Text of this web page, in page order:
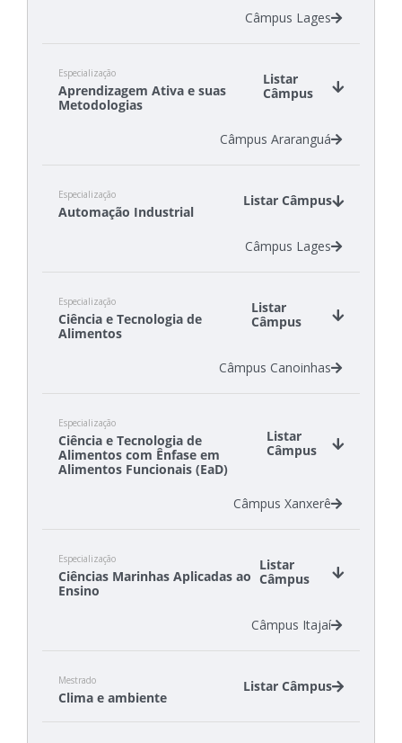
Câmpus Lages
Especialização
Aprendizagem Ativa e suas
Metodologias
Listar
Câmpus
Câmpus Araranguá
Especialização
Automação Industrial
Listar Câmpus
Câmpus Lages
Especialização
Ciência e Tecnologia de
Alimentos
Listar
Câmpus
Câmpus Canoinhas
Especialização
Ciência e Tecnologia de
Alimentos com Ênfase em
Alimentos Funcionais (EaD)
Listar
Câmpus
Câmpus Xanxerê
Especialização
Ciências Marinhas Aplicadas ao
Ensino
Listar
Câmpus
Câmpus Itajaí
Mestrado
Clima e ambiente
Listar Câmpus